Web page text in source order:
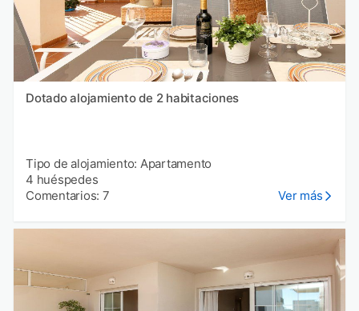
Dotado alojamiento de 2 habitaciones
Tipo de alojamiento: Apartamento
4 huéspedes
Comentarios: 7
Ver más